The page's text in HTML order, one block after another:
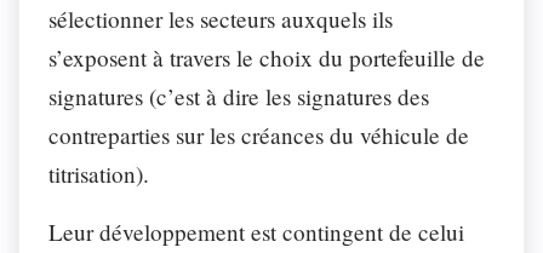
sélectionner les secteurs auxquels ils
s’exposent à travers le choix du portefeuille de
signatures (c’est à dire les signatures des
contreparties sur les créances du véhicule de
titrisation).
Leur développement est contingent de celui